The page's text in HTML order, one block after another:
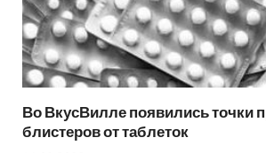
Во ВкусВилле появились точки
блистеров от таблеток